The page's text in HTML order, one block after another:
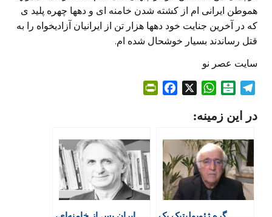
هموطن ایرانی ام از کشته شدن خامنه ای و دهها چهره پلید ی
که در آخرین جنایت خود دهها هزار تن از ایرانیان آزادیخواه را به
قتل رساندند بسیار خوشحال شده ام.
سایت عصر نو
l
g
r
a
t
a
r
n
W
a
s
A
p
F
r
i
e
در این زمینه: